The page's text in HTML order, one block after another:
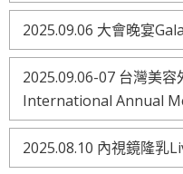
2025.09.06 大會晚宴
2025.09.06-07 台灣美
International Annual
2025.08.10 內視鏡隆乳